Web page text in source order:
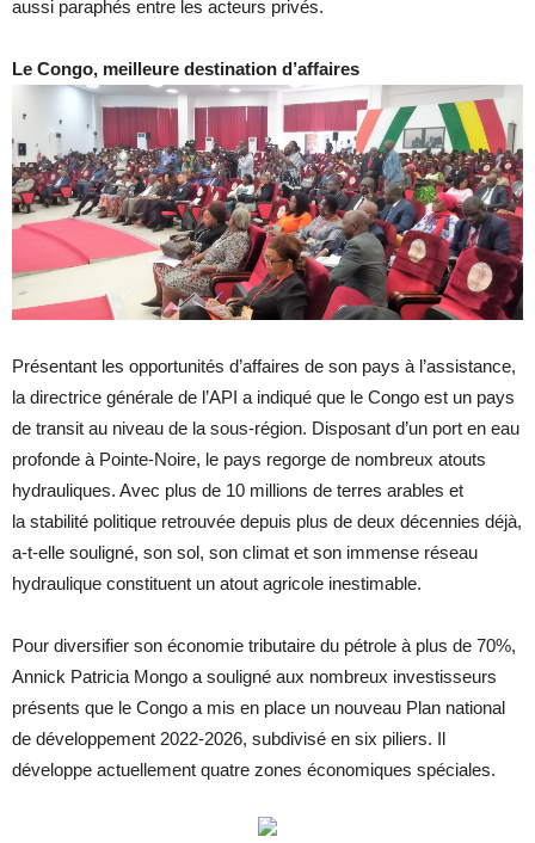
aussi paraphés entre les acteurs privés.
Le Congo, meilleure destination d’affaires
Présentant les opportunités d’affaires de son pays à l’assistance,
la directrice générale de l’API a indiqué que le Congo est un pays
de transit au niveau de la sous-région. Disposant d’un port en eau
profonde à Pointe-Noire, le pays regorge de nombreux atouts
hydrauliques. Avec plus de 10 millions de terres arables et
la stabilité politique retrouvée depuis plus de deux décennies déjà,
a-t-elle souligné, son sol, son climat et son immense réseau
hydraulique constituent un atout agricole inestimable.
Pour diversifier son économie tributaire du pétrole à plus de 70%,
Annick Patricia Mongo a souligné aux nombreux investisseurs
présents que le Congo a mis en place un nouveau Plan national
de développement 2022-2026, subdivisé en six piliers. Il
développe actuellement quatre zones économiques spéciales.